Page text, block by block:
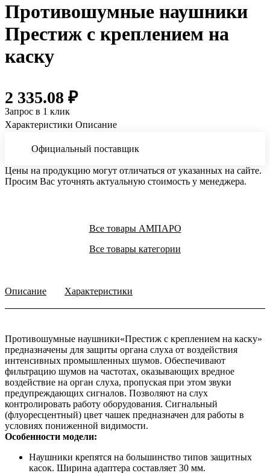
Противошумные наушники
Престиж с креплением на
каску
2 335.08 ₽
Запрос в 1 клик
Характеристики Описание
Официальный поставщик
Цены на продукцию могут отличаться от указанных на сайте.
Просим Вас уточнять актуальную стоимость у менеджера.
Все товары АМПАРО
Все товары категории
Описание Характеристики
Противошумные наушники«Престиж с креплением на каску»
предназначены для защиты органа слуха от воздействия
интенсивных промышленных шумов. Обеспечивают
фильтрацию шумов на частотах, оказывающих вредное
воздействие на орган слуха, пропуская при этом звуки
предупреждающих сигналов. Позволяют на слух
контролировать работу оборудования. Сигнальный
(флуоресцентный) цвет чашек предназначен для работы в
условиях пониженной видимости.
Особенности модели:
Наушники крепятся на большинство типов защитных
касок. Ширина адаптера составляет 30 мм.